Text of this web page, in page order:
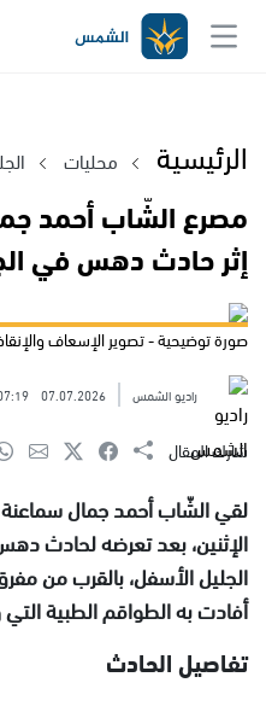
الرئيسية محليات
إثر حادث دهس في
صورة توضيحية - تصوير الإسعاف
راديو الشمس 07.07.2026
شارك المقال
الجليل الأسفل، بالقرب من
أفادت به الطواقم الطبية
تفاصيل الحادث